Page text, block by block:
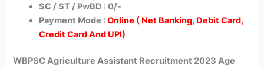
SC / ST / PwBD : 0/-
Payment Mode :Online ( Net Banking, Debit Card,
Credit Card And UPI)
WBPSC Agriculture Assistant Recruitment 2023 Age